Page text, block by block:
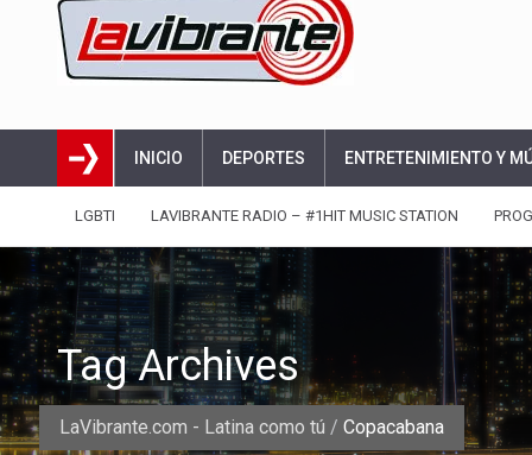
INICIO DEPORTES ENTRETENIMIENTO Y
LGBTI LAVIBRANTE RADIO – #1HIT MUSIC STATION
LaVibrante.com - Latina como tú / Copacabana
Tag Archives